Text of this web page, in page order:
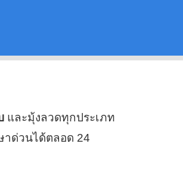
และมุ้งลวดทุกประเภท
ด่วนได้ตลอด 24